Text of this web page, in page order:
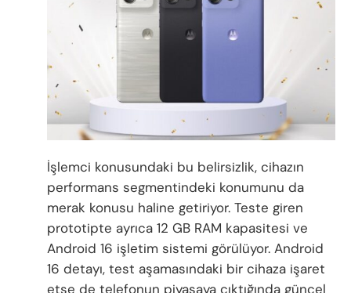
İşlemci konusundaki bu belirsizlik, cihazın
performans segmentindeki konumunu da
merak konusu haline getiriyor. Teste giren
prototipte ayrıca 12 GB RAM kapasitesi ve
Android 16 işletim sistemi görülüyor. Android
16 detayı, test aşamasındaki bir cihaza işaret
etse de telefonun piyasaya çıktığında güncel